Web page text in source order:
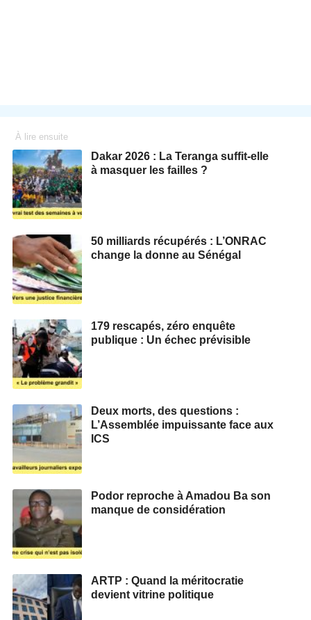
À lire ensuite
Dakar 2026 : La Teranga suffit-elle
à masquer les failles ?
50 milliards récupérés : L’ONRAC
change la donne au Sénégal
179 rescapés, zéro enquête
publique : Un échec prévisible
Deux morts, des questions :
L’Assemblée impuissante face aux
ICS
Podor reproche à Amadou Ba son
manque de considération
ARTP : Quand la méritocratie
devient vitrine politique